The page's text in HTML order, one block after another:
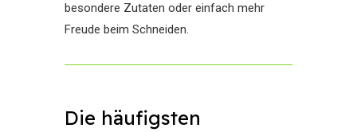
besondere Zutaten oder einfach mehr
Freude beim Schneiden.
Die häufigsten